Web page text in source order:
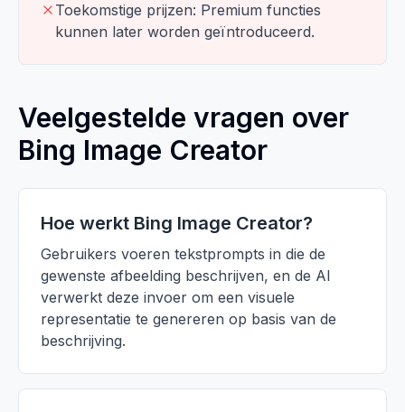
Toekomstige prijzen: Premium functies
kunnen later worden geïntroduceerd.
Veelgestelde vragen over
Bing Image Creator
Hoe werkt Bing Image Creator?
Gebruikers voeren tekstprompts in die de
gewenste afbeelding beschrijven, en de AI
verwerkt deze invoer om een visuele
representatie te genereren op basis van de
beschrijving.